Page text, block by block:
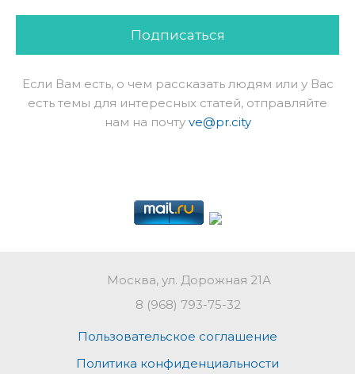
Подписаться
Если Вам есть, о чем рассказать людям или у Вас
есть темы для интересных статей, отправляйте
нам на почту ve@pr.city
Москва, ул. Дорожная 21А
8 (968) 793-75-32
Пользовательское соглашение
Политика конфиденциальности